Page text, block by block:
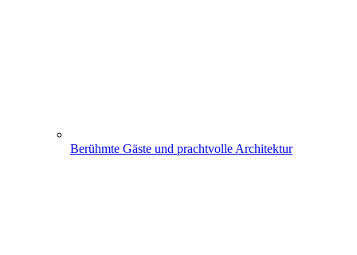
Berühmte Gäste und prachtvolle Architektur